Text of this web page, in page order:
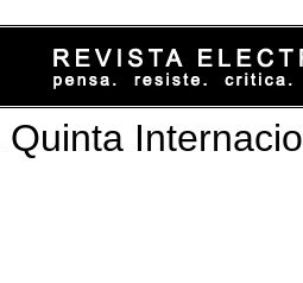
Quinta